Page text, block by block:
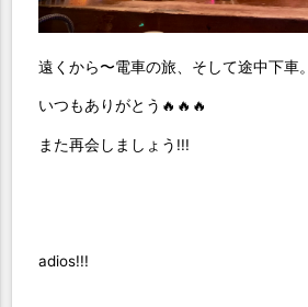
遠くから〜電車の旅、そして途中下車。
いつもありがとう🔥🔥🔥
また再会しましょう!!!
adios!!!